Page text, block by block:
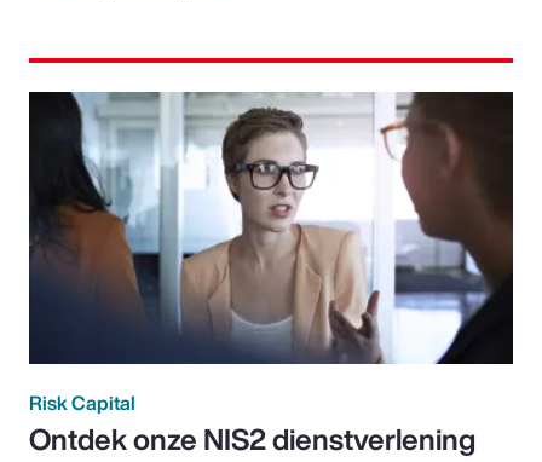
Risk Capital
Ontdek onze NIS2 dienstverlening